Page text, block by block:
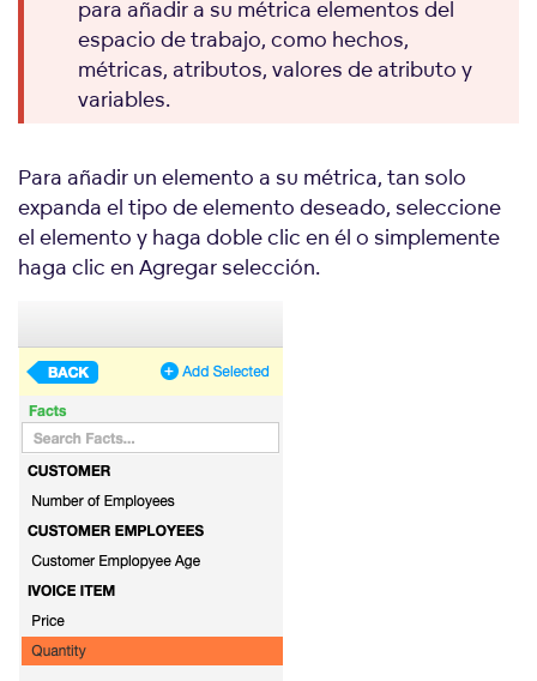
para añadir a su métrica elementos del
espacio de trabajo, como hechos,
métricas, atributos, valores de atributo y
variables.
Para añadir un elemento a su métrica, tan solo
expanda el tipo de elemento deseado, seleccione
el elemento y haga doble clic en él o simplemente
haga clic en Agregar selección.